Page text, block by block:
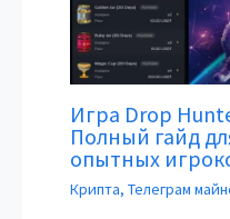
Игра Drop
Полный гайд
опытных
Крипта, Телеграм